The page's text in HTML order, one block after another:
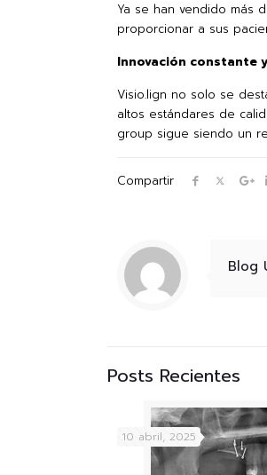
Ya se han vendido más
proporcionar a sus
Innovación constante
Visio.lign no solo se
altos estándares de
group sigue siendo un
Compartir
Blog
Posts Recientes
10 abril, 2025